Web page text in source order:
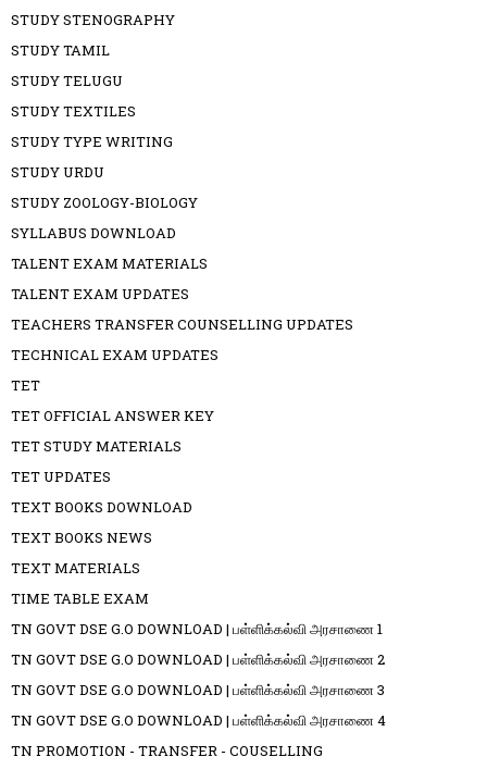
STUDY STENOGRAPHY
STUDY TAMIL
STUDY TELUGU
STUDY TEXTILES
STUDY TYPE WRITING
STUDY URDU
STUDY ZOOLOGY-BIOLOGY
SYLLABUS DOWNLOAD
TALENT EXAM MATERIALS
TALENT EXAM UPDATES
TEACHERS TRANSFER COUNSELLING UPDATES
TECHNICAL EXAM UPDATES
TET
TET OFFICIAL ANSWER KEY
TET STUDY MATERIALS
TET UPDATES
TEXT BOOKS DOWNLOAD
TEXT BOOKS NEWS
TEXT MATERIALS
TIME TABLE EXAM
TN GOVT DSE G.O DOWNLOAD | பள்ளிக்கல்வி அரசாணை 1
TN GOVT DSE G.O DOWNLOAD | பள்ளிக்கல்வி அரசாணை 2
TN GOVT DSE G.O DOWNLOAD | பள்ளிக்கல்வி அரசாணை 3
TN GOVT DSE G.O DOWNLOAD | பள்ளிக்கல்வி அரசாணை 4
TN PROMOTION - TRANSFER - COUSELLING